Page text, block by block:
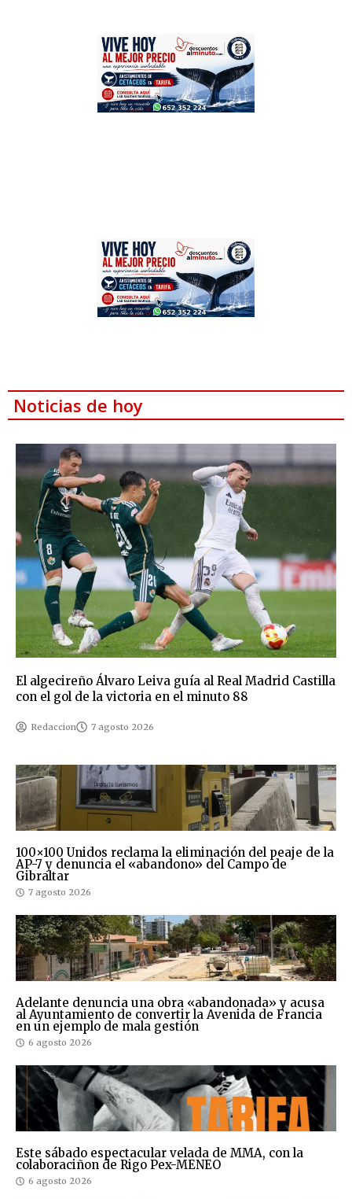
Noticias de hoy
El algecireño Álvaro Leiva guía al Real Madrid Castilla
con el gol de la victoria en el minuto 88
Redaccion 7 agosto 2026
100×100 Unidos reclama la eliminación del peaje de la
AP-7 y denuncia el «abandono» del Campo de
Gibraltar
7 agosto 2026
Adelante denuncia una obra «abandonada» y acusa
al Ayuntamiento de convertir la Avenida de Francia
en un ejemplo de mala gestión
6 agosto 2026
Este sábado espectacular velada de MMA, con la
colaboraciñon de Rigo Pex-MENEO
6 agosto 2026